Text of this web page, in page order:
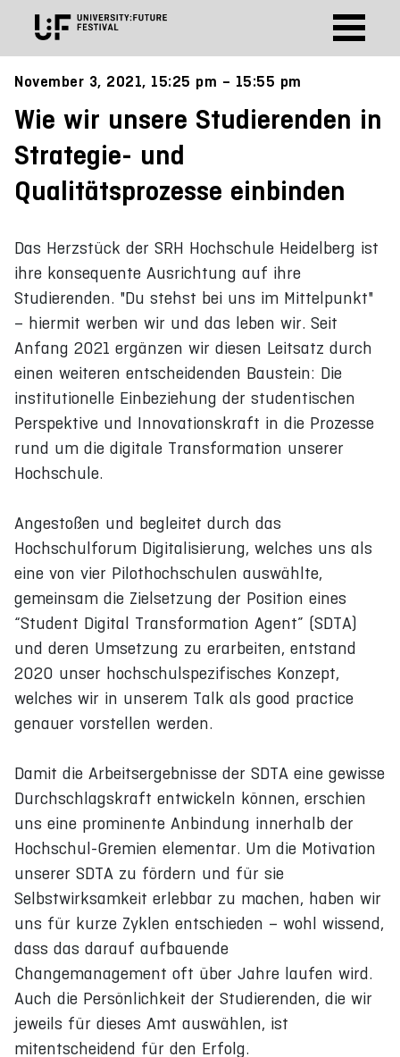
November 3, 2021, 15:25 pm – 15:55 pm
Wie wir unsere Studierenden in
Strategie- und
Qualitätsprozesse einbinden
Das Herzstück der SRH Hochschule Heidelberg ist
ihre konsequente Ausrichtung auf ihre
Studierenden. "Du stehst bei uns im Mittelpunkt"
– hiermit werben wir und das leben wir. Seit
Anfang 2021 ergänzen wir diesen Leitsatz durch
einen weiteren entscheidenden Baustein: Die
institutionelle Einbeziehung der studentischen
Perspektive und Innovationskraft in die Prozesse
rund um die digitale Transformation unserer
Hochschule.
Angestoßen und begleitet durch das
Hochschulforum Digitalisierung, welches uns als
eine von vier Pilothochschulen auswählte,
gemeinsam die Zielsetzung der Position eines
“Student Digital Transformation Agent” (SDTA)
und deren Umsetzung zu erarbeiten, entstand
2020 unser hochschulspezifisches Konzept,
welches wir in unserem Talk als good practice
genauer vorstellen werden.
Damit die Arbeitsergebnisse der SDTA eine gewisse
Durchschlagskraft entwickeln können, erschien
uns eine prominente Anbindung innerhalb der
Hochschul-Gremien elementar. Um die Motivation
unserer SDTA zu fördern und für sie
Selbstwirksamkeit erlebbar zu machen, haben wir
uns für kurze Zyklen entschieden – wohl wissend,
dass das darauf aufbauende
Changemanagement oft über Jahre laufen wird.
Auch die Persönlichkeit der Studierenden, die wir
jeweils für dieses Amt auswählen, ist
mitentscheidend für den Erfolg.